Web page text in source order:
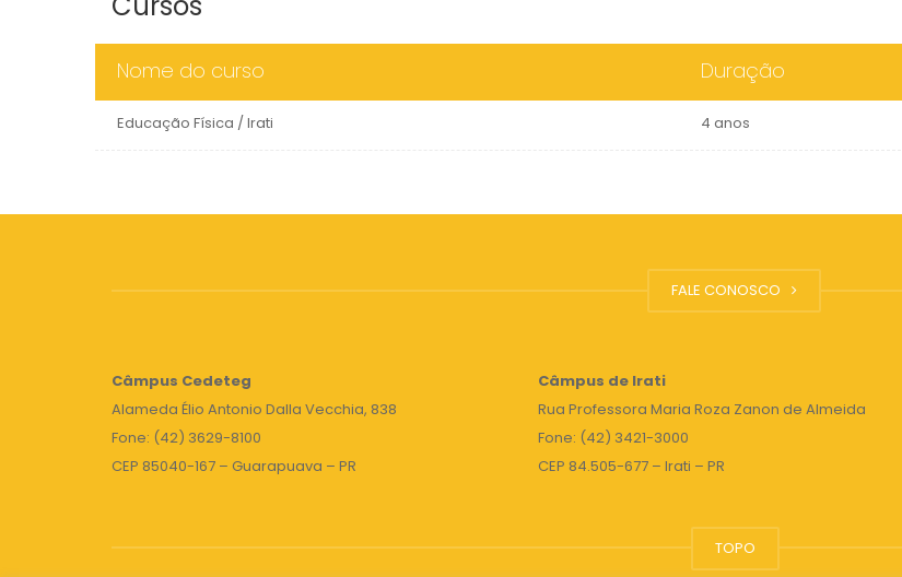
Nome do curso Duração
Educação Física / Irati 4 anos
FALE CONOSCO
Câmpus Cedeteg
Alameda Élio Antonio Dalla Vecchia, 838
Fone: (42) 3629-8100
CEP 85040-167 – Guarapuava – PR
Câmpus de Irati
Rua Professora Maria Roza Zanon de Almeida
Fone: (42) 3421-3000
CEP 84.505-677 – Irati – PR
TOPO